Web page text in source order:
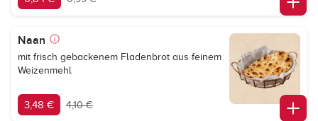
Naan
mit frisch gebackenem Fladenbrot aus feinem
Weizenmehl
3,48 € 4,10 €